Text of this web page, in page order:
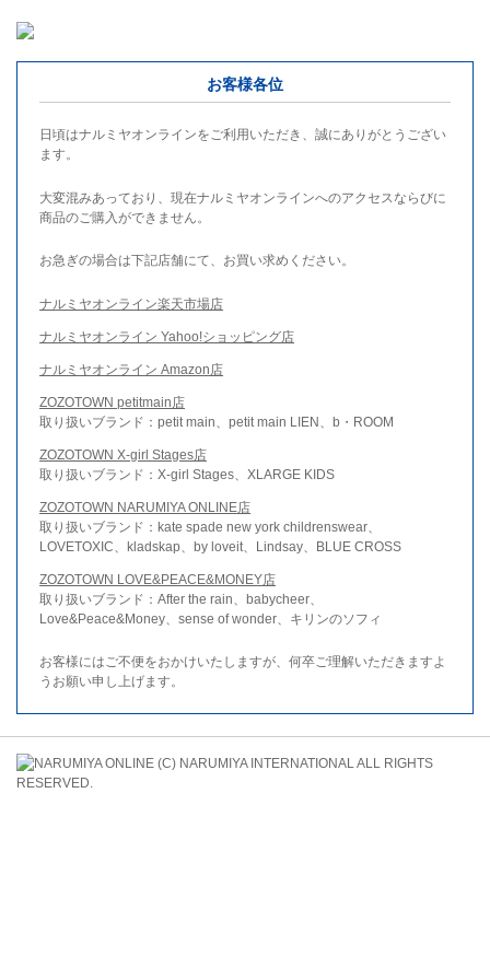
お客様各位
日頃はナルミヤオンラインをご利用いただき、誠にありがとうござい
ます。
大変混みあっており、現在ナルミヤオンラインへのアクセスならびに
商品のご購入ができません。
お急ぎの場合は下記店舗にて、お買い求めください。
ナルミヤオンライン楽天市場店
ナルミヤオンライン Yahoo!ショッピング店
ナルミヤオンライン Amazon店
ZOZOTOWN petitmain店
取り扱いブランド：petit main、petit main LIEN、b・ROOM
ZOZOTOWN X-girl Stages店
取り扱いブランド：X-girl Stages、XLARGE KIDS
ZOZOTOWN NARUMIYA ONLINE店
取り扱いブランド：kate spade new york childrenswear、
LOVETOXIC、kladskap、by loveit、Lindsay、BLUE CROSS
ZOZOTOWN LOVE&PEACE&MONEY店
取り扱いブランド：After the rain、babycheer、
Love&Peace&Money、sense of wonder、キリンのソフィ
お客様にはご不便をおかけいたしますが、何卒ご理解いただきますよ
うお願い申し上げます。